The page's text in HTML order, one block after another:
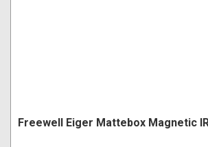
Freewell Eiger Mattebox Magnetic